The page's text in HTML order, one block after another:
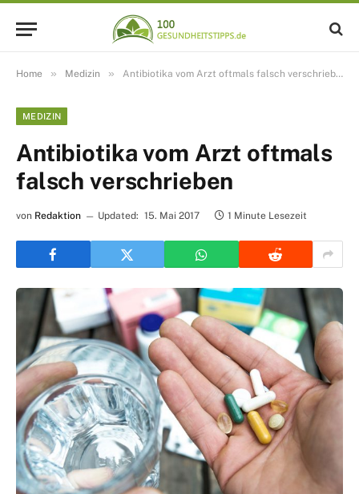
Home » Medizin » Antibiotika vom Arzt oftmals falsch verschrieben
MEDIZIN
Antibiotika vom Arzt oftmals
falsch verschrieben
von Redaktion Updated: 15. Mai 2017 1 Minute Lesezeit